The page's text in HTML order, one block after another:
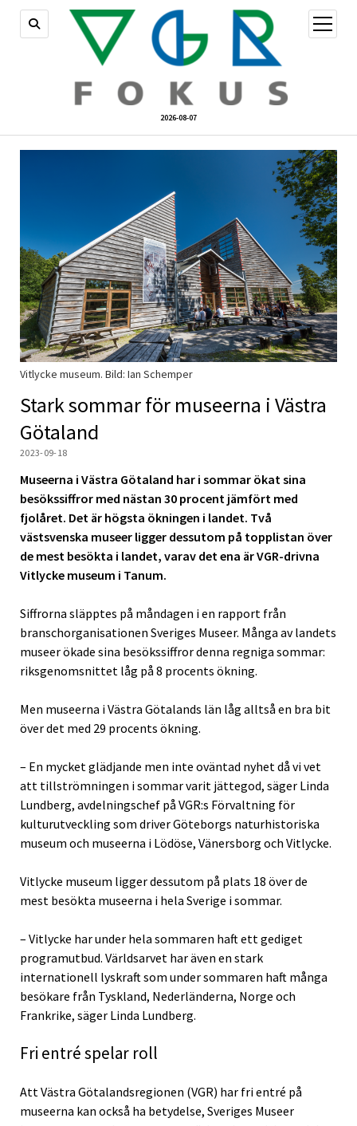
2026-08-07
öppna
meny
Vitlycke museum. Bild: Ian Schemper
Stark sommar för museerna i Västra
Götaland
2023-09-18
Museerna i Västra Götaland har i sommar ökat sina
besökssiffror med nästan 30 procent jämfört med
fjolåret. Det är högsta ökningen i landet. Två
västsvenska museer ligger dessutom på topplistan över
de mest besökta i landet, varav det ena är VGR-drivna
Vitlycke museum i Tanum.
Siffrorna släpptes på måndagen i en rapport från
branschorganisationen Sveriges Museer. Många av landets
museer ökade sina besökssiffror denna regniga sommar:
riksgenomsnittet låg på 8 procents ökning.
Men museerna i Västra Götalands län låg alltså en bra bit
över det med 29 procents ökning.
– En mycket glädjande men inte oväntad nyhet då vi vet
att tillströmningen i sommar varit jättegod, säger Linda
Lundberg, avdelningschef på VGR:s Förvaltning för
kulturutveckling som driver Göteborgs naturhistoriska
museum och museerna i Lödöse, Vänersborg och Vitlycke.
Vitlycke museum ligger dessutom på plats 18 över de
mest besökta museerna i hela Sverige i sommar.
– Vitlycke har under hela sommaren haft ett gediget
programutbud. Världsarvet har även en stark
internationell lyskraft som under sommaren haft många
besökare från Tyskland, Nederländerna, Norge och
Frankrike, säger Linda Lundberg.
Fri entré spelar roll
Att Västra Götalandsregionen (VGR) har fri entré på
museerna kan också ha betydelse, Sveriges Museer